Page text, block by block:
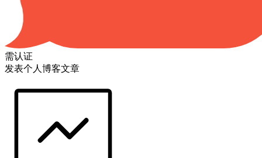
需认证
发表个人博客文章